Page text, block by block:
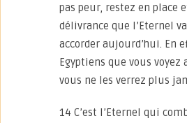
pas peur, restez en place
délivrance que l’Eternel
accorder aujourd’hui. En
Egyptiens que vous voyez
vous ne les verrez plus
14 C’est l’Eternel qui